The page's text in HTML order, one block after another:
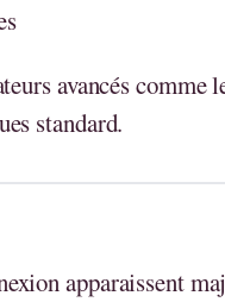
avancés
standard.
apparaissent